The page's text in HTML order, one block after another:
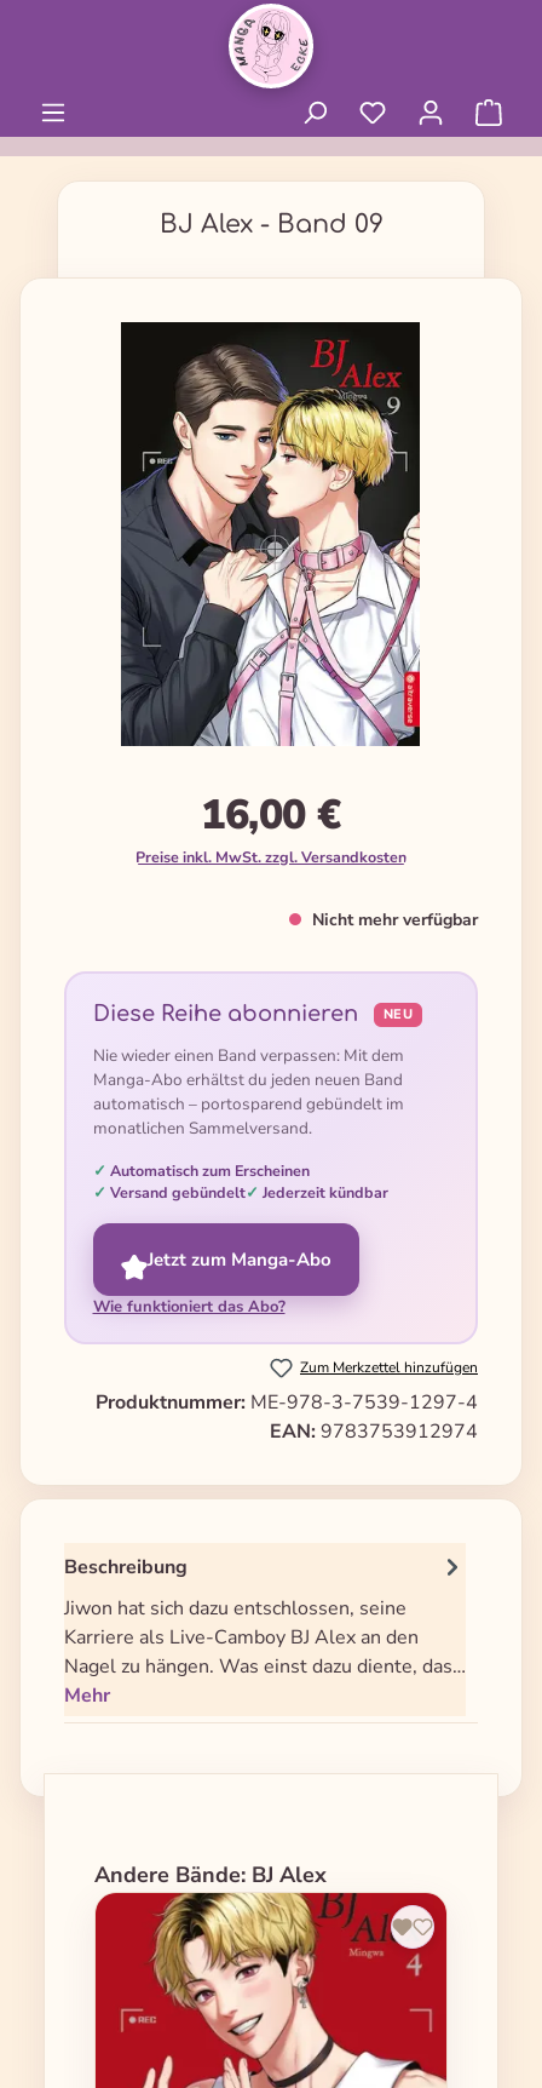
BJ Alex - Band 09
16,00 €
Preise inkl. MwSt. zzgl. Versandkosten
Nicht mehr verfügbar
Diese Reihe abonnieren NEU
Nie wieder einen Band verpassen: Mit dem
Manga-Abo erhältst du jeden neuen Band
automatisch – portosparend gebündelt im
monatlichen Sammelversand.
Automatisch zum Erscheinen
Versand gebündelt
Jederzeit kündbar
Jetzt zum Manga-Abo
Wie funktioniert das Abo?
Zum Merkzettel hinzufügen
Produktnummer: ME-978-3-7539-1297-4
EAN: 9783753912974
Beschreibung
Jiwon hat sich dazu entschlossen, seine
Karriere als Live-Camboy BJ Alex an den
Nagel zu hängen. Was einst dazu diente, das…
Mehr
Produktgalerie überspringen
Andere Bände: BJ Alex